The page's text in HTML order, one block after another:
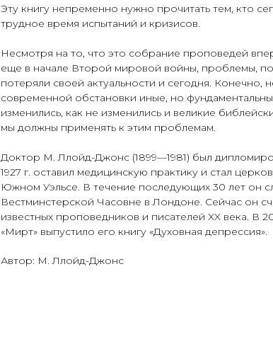
Эту книгу непременно нужно прочитать тем, кто
трудное время испытаний и кризисов.
Несмотря на то, что это собрание проповедей
еще в начале Второй мировой войны, проблемы,
потеряли своей актуальности и сегодня. Конечно,
современной обстановки иные, но
изменились, как не изменились и великие
мы должны применять к этим проблемам.
Доктор М. Ллойд-Джонс (1899—1981) был
1927 г. оставил медицинскую практику и стал
Южном Уэльсе. В течение последующих 30 лет он
Вестминстерской Часовне в Лондоне. Сейчас он
известных проповедников и писателей XX века. В
«Мирт» выпустило его книгу «Духовная депрессия».
Автор: М. Ллойд-Джонс